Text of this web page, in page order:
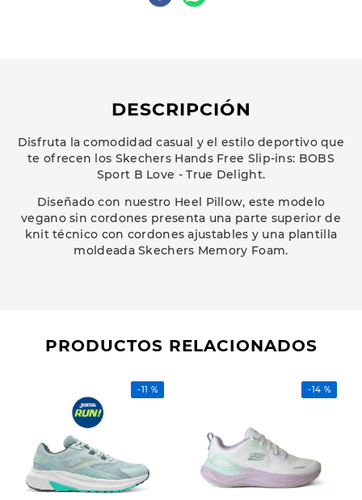
DESCRIPCIÓN
Disfruta la comodidad casual y el estilo deportivo que
te ofrecen los Skechers Hands Free Slip-ins: BOBS
Sport B Love - True Delight.
Diseñado con nuestro Heel Pillow, este modelo
vegano sin cordones presenta una parte superior de
knit técnico con cordones ajustables y una plantilla
moldeada Skechers Memory Foam.
PRODUCTOS RELACIONADOS
-11 % -14 %